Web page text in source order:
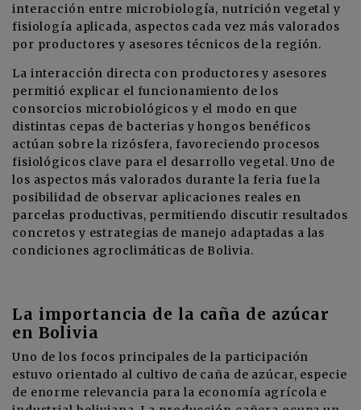
interacción entre microbiología, nutrición vegetal y
fisiología aplicada, aspectos cada vez más valorados
por productores y asesores técnicos de la región.
La interacción directa con productores y asesores
permitió explicar el funcionamiento de los
consorcios microbiológicos y el modo en que
distintas cepas de bacterias y hongos benéficos
actúan sobre la rizósfera, favoreciendo procesos
fisiológicos clave para el desarrollo vegetal. Uno de
los aspectos más valorados durante la feria fue la
posibilidad de observar aplicaciones reales en
parcelas productivas, permitiendo discutir resultados
concretos y estrategias de manejo adaptadas a las
condiciones agroclimáticas de Bolivia.
La importancia de la caña de azúcar
en Bolivia
Uno de los focos principales de la participación
estuvo orientado al cultivo de caña de azúcar, especie
de enorme relevancia para la economía agrícola e